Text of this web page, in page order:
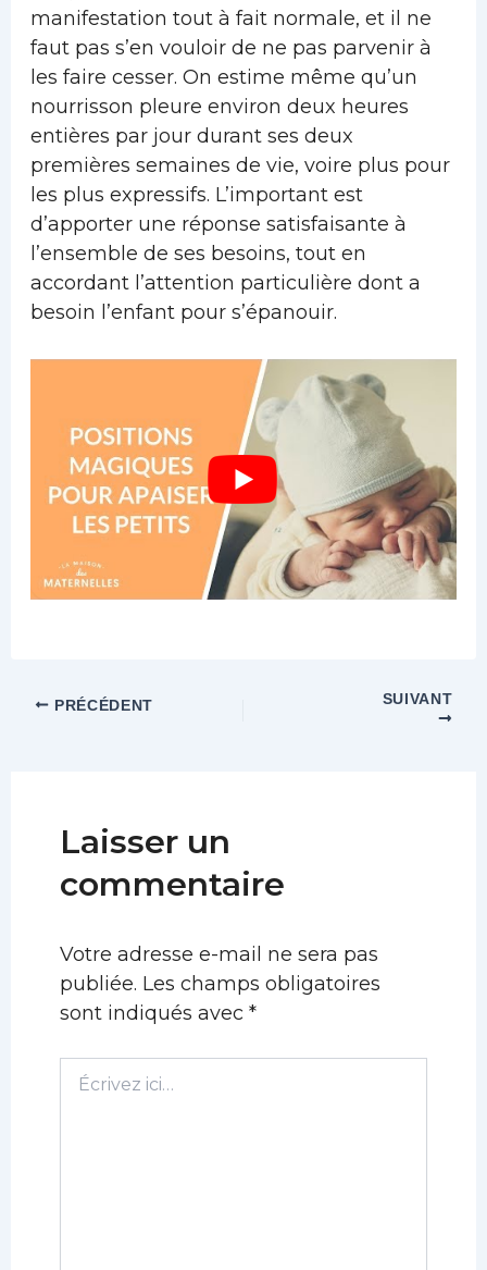
manifestation tout à fait normale, et il ne
faut pas s’en vouloir de ne pas parvenir à
les faire cesser. On estime même qu’un
nourrisson pleure environ deux heures
entières par jour durant ses deux
premières semaines de vie, voire plus pour
les plus expressifs. L’important est
d’apporter une réponse satisfaisante à
l’ensemble de ses besoins, tout en
accordant l’attention particulière dont a
besoin l’enfant pour s’épanouir.
PRÉCÉDENT SUIVANT
Laisser un
commentaire
Votre adresse e-mail ne sera pas
publiée. Les champs obligatoires
sont indiqués avec *
ici…